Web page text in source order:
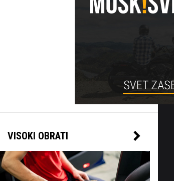
VISOKI OBRATI